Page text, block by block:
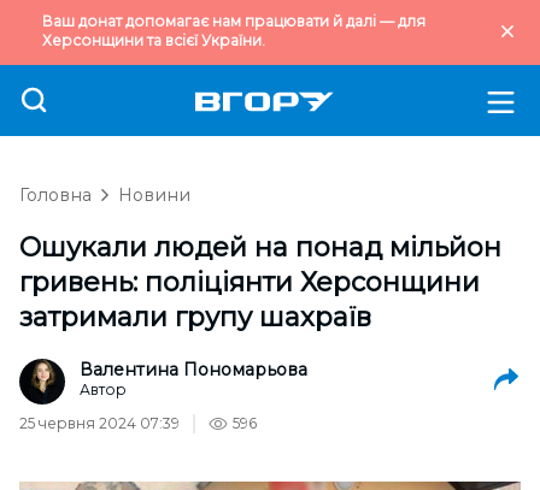
Ваш донат допомагає нам працювати й далі — для
Херсонщини та всієї України.
Головна Новини
Ошукали людей на понад мільйон
гривень: поліціянти Херсонщини
затримали групу шахраїв
Валентина Пономарьова
Автор
25 червня 2024 07:39
596